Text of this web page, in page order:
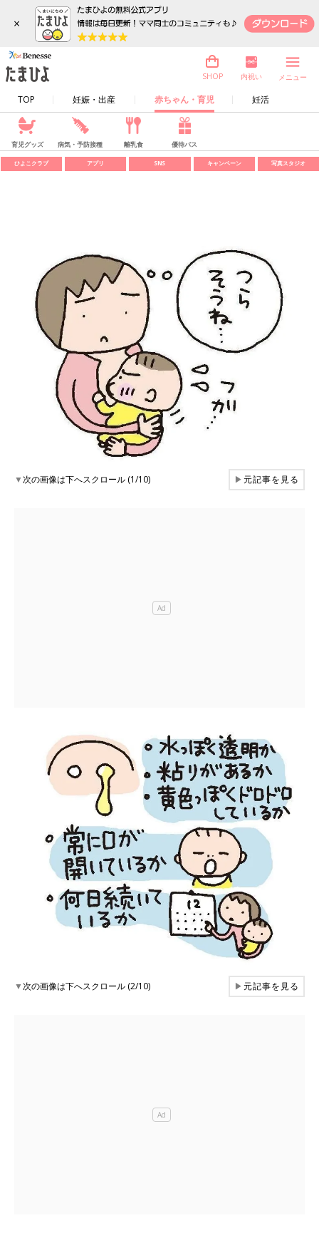
×
TOP 妊娠・出産 赤ちゃん・育児 妊活
SHOP 内祝い メニュー
育児グッズ 病気・予防接種 離乳食 優待パス
ひよこクラブ アプリ SNS キャンペーン 写真スタジオ
▼次の画像は下へスクロール (1/10) ▶元記事を見る
▼次の画像は下へスクロール (2/10) ▶元記事を見る